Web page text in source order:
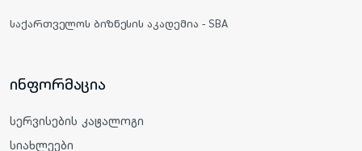
საქართველოს ბიზნესის აკადემია - SBA
ინფორმაცია
სერვისების კატალოგი
სიახლეები